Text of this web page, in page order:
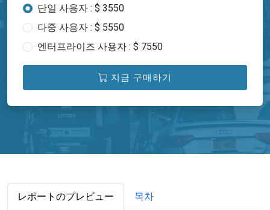
단일 사용자 : $ 3550
다중 사용자 : $ 5550
엔터프라이즈 사용자 : $ 7550
지금 구매하기
レポートのプレビュー 목차